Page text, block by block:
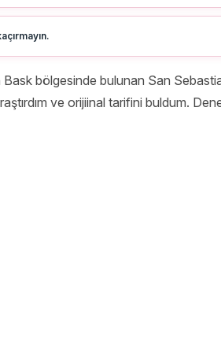
bölgesinde bulunan San
ve orijiinal tarifini buldum.